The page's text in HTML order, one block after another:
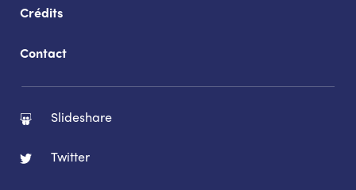
Crédits
Contact
Slideshare
Twitter